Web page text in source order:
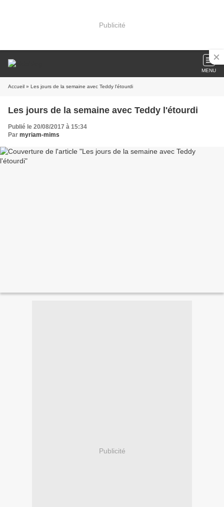
Publicité
MENU
Accueil » Les jours de la semaine avec Teddy l'étourdi
Les jours de la semaine avec Teddy l'étourdi
Publié le 20/08/2017 à 15:34
Par myriam-mims
Publicité